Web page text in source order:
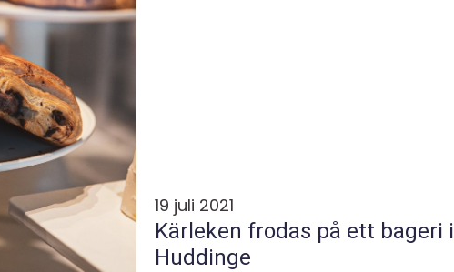
19 juli 2021
Kärleken frodas på ett bageri i
Huddinge